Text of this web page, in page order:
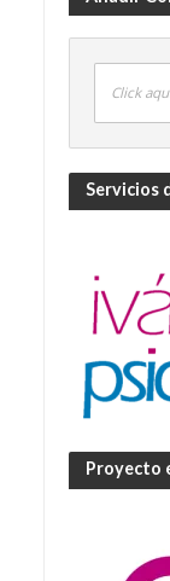
Click
Servicios
Proyecto